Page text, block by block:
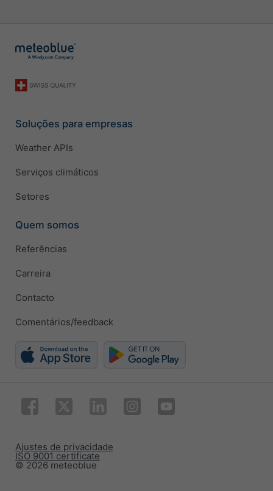
Soluções para empresas
Weather APIs
Serviços climáticos
Setores
Quem somos
Referências
Carreira
Contacto
Comentários/feedback
© 2026 meteoblue
ISO 9001 certificate
Ajustes de privacidade